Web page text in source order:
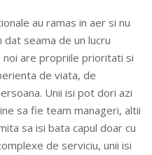
au ramas in aer si nu
seama de un lucru
are propriile prioritati si
de viata, de
Unii isi pot dori azi
sa fie team manageri, altii
sa isi bata capul doar cu
de serviciu, unii isi